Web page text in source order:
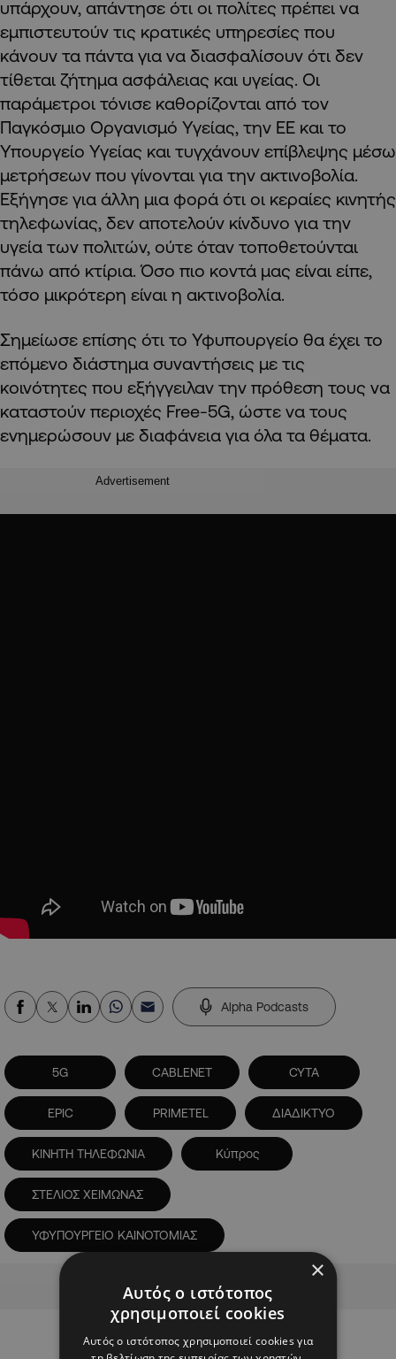
υπάρχουν, απάντησε ότι οι πολίτες πρέπει να
εμπιστευτούν τις κρατικές υπηρεσίες που
κάνουν τα πάντα για να διασφαλίσουν ότι δεν
τίθεται ζήτημα ασφάλειας και υγείας. Οι
παράμετροι τόνισε καθορίζονται από τον
Παγκόσμιο Οργανισμό Υγείας, την ΕΕ και το
Υπουργείο Υγείας και τυγχάνουν επίβλεψης μέσω
μετρήσεων που γίνονται για την ακτινοβολία.
Εξήγησε για άλλη μια φορά ότι οι κεραίες κινητής
τηλεφωνίας, δεν αποτελούν κίνδυνο για την
υγεία των πολιτών, ούτε όταν τοποθετούνται
πάνω από κτίρια. Όσο πιο κοντά μας είναι είπε,
τόσο μικρότερη είναι η ακτινοβολία.
Σημείωσε επίσης ότι το Υφυπουργείο θα έχει το
επόμενο διάστημα συναντήσεις με τις
κοινότητες που εξήγγειλαν την πρόθεση τους να
καταστούν περιοχές Free-5G, ώστε να τους
ενημερώσουν με διαφάνεια για όλα τα θέματα.
Advertisement
Alpha Podcasts
5G CABLENET CYTA
EPIC PRIMETEL ΔΙΑΔΙΚΤΥΟ
ΚΙΝΗΤΗ ΤΗΛΕΦΩΝΙΑ Κύπρος
ΣΤΕΛΙΟΣ ΧΕΙΜΩΝΑΣ
ΥΦΥΠΟΥΡΓΕΙΟ ΚΑΙΝΟΤΟΜΙΑΣ
×
Αυτός ο ιστότοπος
χρησιμοποιεί cookies
Αυτός ο ιστότοπος χρησιμοποιεί cookies για